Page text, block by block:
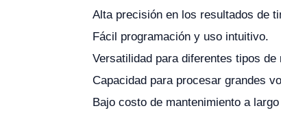
Alta precisión en los resultados de
Fácil programación y uso intuitivo.
Versatilidad para diferentes tipos de
Capacidad para procesar grandes
Bajo costo de mantenimiento a